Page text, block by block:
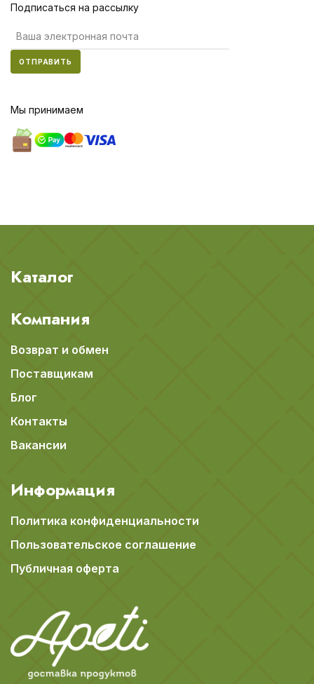
Подписаться на рассылку
ОТПРАВИТЬ
Мы принимаем
Каталог
Компания
Возврат и обмен
Поставщикам
Блог
Контакты
Вакансии
Информация
Политика конфиденциальности
Пользовательское соглашение
Публичная оферта